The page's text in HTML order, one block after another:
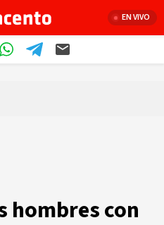
EN VIVO
hombres con